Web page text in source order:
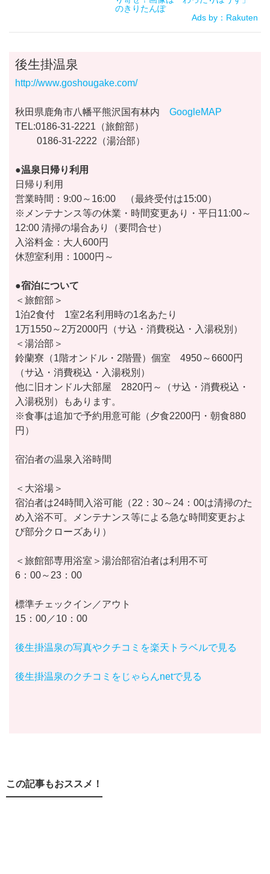
のきりたんぽ
Ads by：Rakuten
後生掛温泉
http://www.goshougake.com/
秋田県鹿角市八幡平熊沢国有林内 GoogleMAP
TEL:0186-31-2221（旅館部）
0186-31-2222（湯治部）
●温泉日帰り利用
日帰り利用
営業時間：9:00～16:00 （最終受付は15:00）
※メンテナンス等の休業・時間変更あり・平日11:00～
12:00 清掃の場合あり（要問合せ）
入浴料金：大人600円
休憩室利用：1000円～
●宿泊について
＜旅館部＞
1泊2食付 1室2名利用時の1名あたり
1万1550～2万2000円（サ込・消費税込・入湯税別）
＜湯治部＞
鈴蘭寮（1階オンドル・2階畳）個室 4950～6600円
（サ込・消費税込・入湯税別）
他に旧オンドル大部屋 2820円～（サ込・消費税込・
入湯税別）もあります。
※食事は追加で予約用意可能（夕食2200円・朝食880
円）
宿泊者の温泉入浴時間
＜大浴場＞
宿泊者は24時間入浴可能（22：30～24：00は清掃のた
め入浴不可。メンテナンス等による急な時間変更およ
び部分クローズあり）
＜旅館部専用浴室＞湯治部宿泊者は利用不可
6：00～23：00
標準チェックイン／アウト
15：00／10：00
後生掛温泉の写真やクチコミを楽天トラベルで見る
後生掛温泉のクチコミをじゃらんnetで見る
この記事もおススメ！